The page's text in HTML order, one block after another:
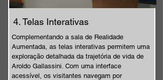
4. Telas Interativas
Complementando a sala de Realidade
Aumentada, as telas interativas permitem uma
exploração detalhada da trajetória de vida de
Aroldo Gallassini. Com uma interface
acessível, os visitantes navegam por